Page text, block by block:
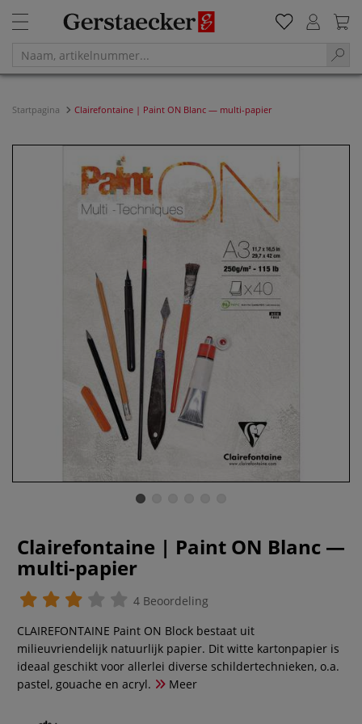
Startpagina Clairefontaine | Paint ON Blanc — multi-papier
Clairefontaine | Paint ON Blanc —
multi-papier
4 Beoordeling
CLAIREFONTAINE Paint ON Block bestaat uit
milieuvriendelijk natuurlijk papier. Dit witte kartonpapier is
ideaal geschikt voor allerlei diverse schildertechnieken, o.a.
pastel, gouache en acryl.
Meer